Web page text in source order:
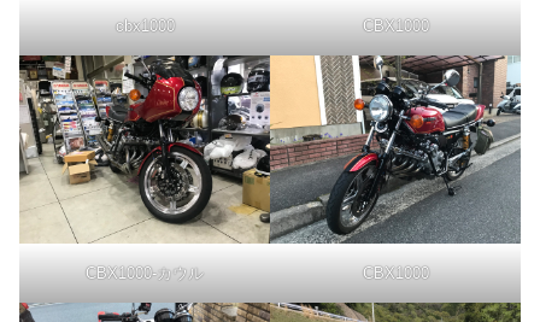
cbx1000 CBX1000
CBX1000-カウル CBX1000